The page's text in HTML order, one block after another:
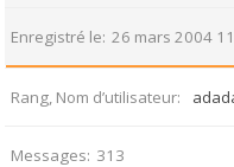
Enregistré le 26 mars 2004
Rang, Nom d’utilisateur
Messages 313